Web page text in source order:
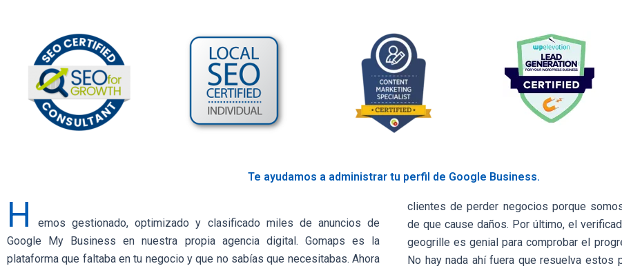
Te ayudamos a administrar tu perfil de Google Business.
H
emos gestionado, optimizado y clasificado miles de anuncios de
Google My Business en nuestra propia agencia digital. Gomaps es la
plataforma que faltaba en tu negocio y que no sabías que necesitabas. Ahora
clientes de perder negocios porque
de que cause daños. Por último, el verificador de clasificación de visibilidad
geogrille es genial para comprobar el progreso de tu SEO. Gano, gano, gano.
No hay nada ahí fuera que resuelva estos problemas tan bien y a un precio